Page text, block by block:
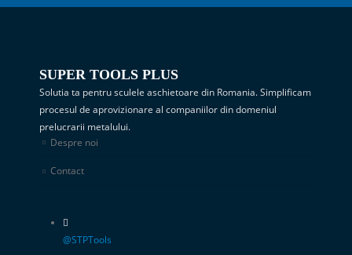
SUPER TOOLS PLUS
Solutia ta pentru sculele aschietoare din Romania. Simplificam
procesul de aprovizionare al companiilor din domeniul
prelucrarii metalului.
Despre noi
Contact
@STPTools